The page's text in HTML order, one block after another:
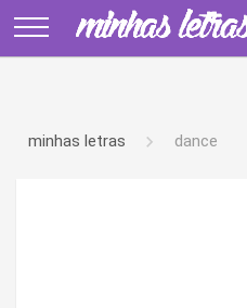
minhas letras dance